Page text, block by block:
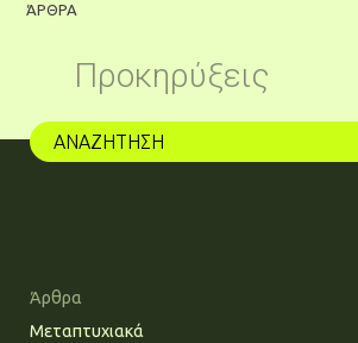
ΆΡΘΡΑ
Προκηρύξεις
ΑΝΑΖΗΤΗΣΗ
Άρθρα
Μεταπτυχιακά